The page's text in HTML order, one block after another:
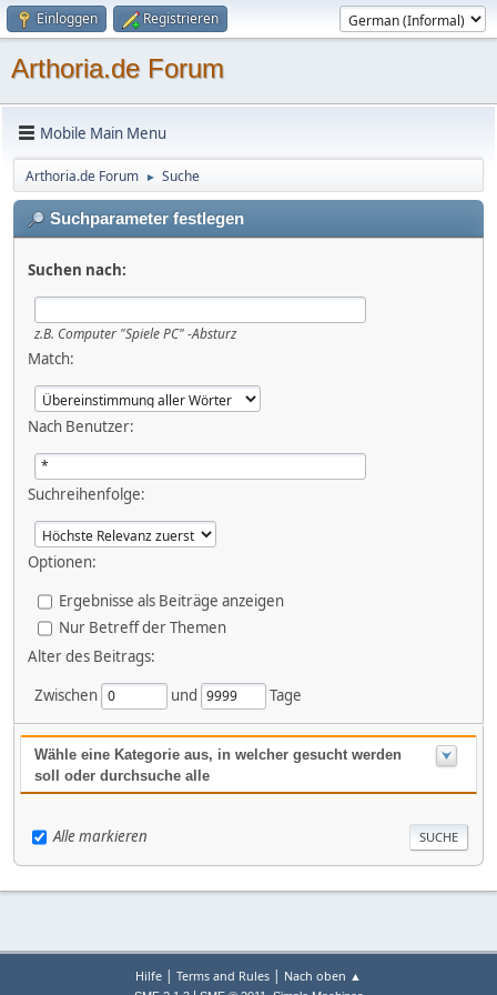
Einloggen Registrieren
Arthoria.de Forum
Mobile Main Menu
Arthoria.de Forum ► Suche
Suchparameter festlegen
Suchen nach:
z.B. Computer "Spiele PC" -Absturz
Match:
Nach Benutzer:
Suchreihenfolge:
Optionen:
Ergebnisse als Beiträge anzeigen
Nur Betreff der Themen
Alter des Beitrags:
Zwischen
und Tage
Wähle eine Kategorie aus, in welcher gesucht werden
soll oder durchsuche alle
Alle markieren
Hilfe | Terms and Rules | Nach oben ▲